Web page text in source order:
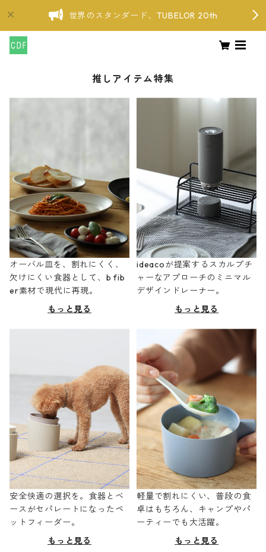
世界のスタンダード、TUBELOR 20th
推しアイテム特集
オーバル皿を、割れにくく、
欠けにくい食器として、b fib
er素材で現代に再現。
もっと見る
ideacoが提案するスカルプチ
ャーなアプローチのミニマル
デザインドレーナー。
もっと見る
安全快適の選択を。食器とベ
ースがセパレートになったペ
ットフィーダー。
もっと見る
軽量で割れにくい、普段の食
卓はもちろん、キャンプやパ
ーティーでも大活躍。
もっと見る